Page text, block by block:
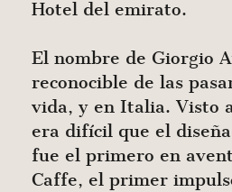
Hotel del emirato.
El nombre de Giorgio
reconocible de las
vida, y en Italia. Visto
era difícil que el
fue el primero en
Caffe, el primer